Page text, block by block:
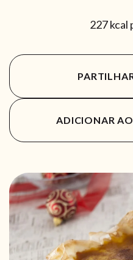
227 kcal
ADICIONAR